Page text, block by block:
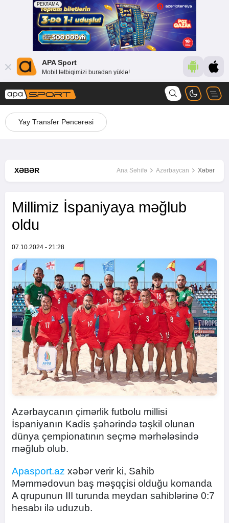
APA Sport
Mobil tətbiqimizi buradan yüklə!
Yay Transfer Pəncərəsi
XƏBƏR Ana Səhifə Azərbaycan Xəbər
Millimiz İspaniyaya məğlub
oldu
07.10.2024 - 21:28
Azərbaycanın çimərlik futbolu millisi
İspaniyanın Kadis şəhərində təşkil olunan
dünya çempionatının seçmə mərhələsində
məğlub olub.
Apasport.az xəbər verir ki, Sahib
Məmmədovun baş məşqçisi olduğu komanda
A qrupunun III turunda meydan sahiblərinə 0:7
hesabı ilə uduzub.